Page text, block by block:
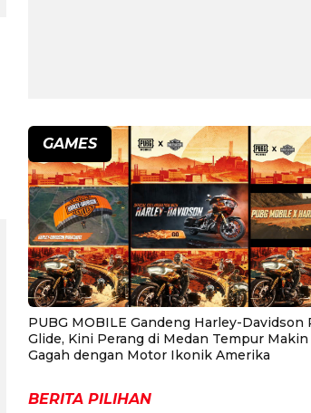
GAMES
PUBG MOBILE Gandeng Harley-Davidson
Glide, Kini Perang di Medan Tempur Makin
Gagah dengan Motor Ikonik Amerika
BERITA PILIHAN